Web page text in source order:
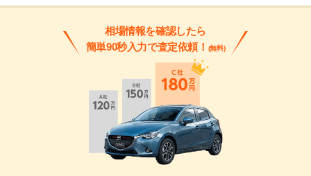
相場情報を確認したら
簡単90秒入力で査定依頼！ (無料)